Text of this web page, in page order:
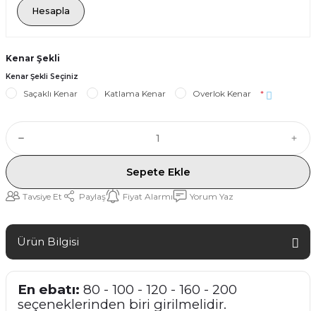
Hesapla
Kenar Şekli
Kenar Şekli Seçiniz
Saçaklı Kenar Katlama Kenar Overlok Kenar *
Sepete Ekle
Tavsiye Et Paylaş Fiyat Alarmı Yorum Yaz
Ürün Bilgisi
En ebatı: 80 - 100 - 120 - 160 - 200
seçeneklerinden biri girilmelidir.